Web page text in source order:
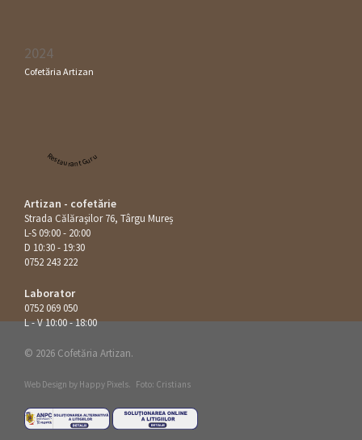
2024
Cofetăria Artizan
Restaurant Guru
Artizan - cofetărie
Strada Călăraşilor 76, Târgu Mureș
L-S 09:00 - 20:00
D 10:30 - 19:30
0752 243 222
Laborator
0752 069 050
L - V 10:00 - 18:00
© 2026 Cofetăria Artizan.
Web Design by Happy Pixels. Foto: Cristians